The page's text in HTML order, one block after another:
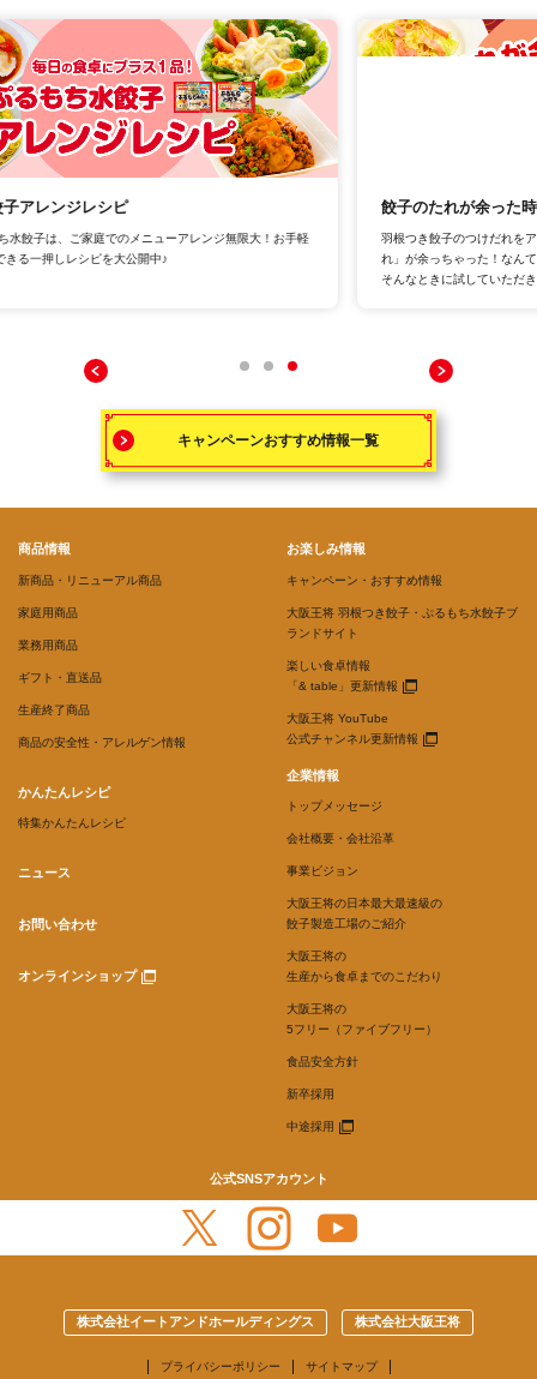
餃子のたれが余った時のアレンジレシピ特集
羽根つき餃子のつけだれをアレンジしていたら、「餃子がすすむ秘伝のた
れ」が余っちゃった！なんてことありますよね。
そんなときに試していただきたいアレンジレシピをご紹介！
キャンペーンおすすめ情報一覧
商品情報
新商品・リニューアル商品
家庭用商品
業務用商品
ギフト・直送品
生産終了商品
商品の安全性・アレルゲン情報
お楽しみ情報
キャンペーン・おすすめ情報
大阪王将 羽根つき餃子・ぷるもち水餃子ブ
ランドサイト
楽しい食卓情報
「& table」更新情報
大阪王将 YouTube
公式チャンネル更新情報
かんたんレシピ
特集かんたんレシピ
ニュース
お問い合わせ
オンラインショップ
企業情報
トップメッセージ
会社概要・会社沿革
事業ビジョン
大阪王将の日本最大最速級の
餃子製造工場のご紹介
大阪王将の
生産から食卓までのこだわり
大阪王将の
5フリー（ファイブフリー）
食品安全方針
新卒採用
中途採用
公式SNSアカウント
株式会社イートアンドホールディングス 株式会社大阪王将
プライバシーポリシー サイトマップ